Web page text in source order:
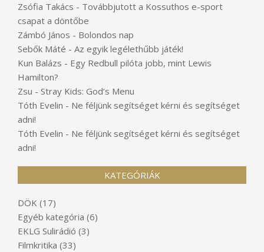
Zsófia Takács - Továbbjutott a Kossuthos e-sport
csapat a döntőbe
Zámbó János - Bolondos nap
Sebők Máté - Az egyik legélethűbb játék!
Kun Balázs - Egy Redbull pilóta jobb, mint Lewis
Hamilton?
Zsu - Stray Kids: God’s Menu
Tóth Evelin - Ne féljünk segítséget kérni és segítséget
adni!
Tóth Evelin - Ne féljünk segítséget kérni és segítséget
adni!
KATEGÓRIÁK
DÖK (17)
Egyéb kategória (6)
EKLG Sulirádió (3)
Filmkritika (33)